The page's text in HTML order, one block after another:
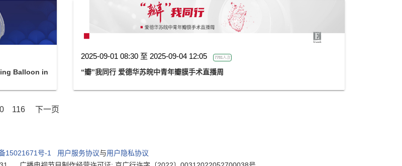
Balloon in
2025-09-01 08:30 至 2025-09-04 12:05 7781人次
“瓣”我同行 爱德华苏皖中青年瓣膜手术直播周
116 下一页
15021671号-1 用户服务协议与用户隐私协议